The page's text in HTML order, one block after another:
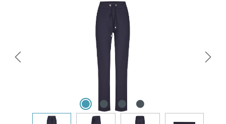
Bildergalerie überspringen